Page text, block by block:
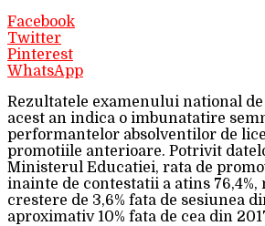
Facebook
Twitter
Pinterest
WhatsApp
Rezultatele examenului national
acest an indica o imbunatatire
performantelor absolventilor de
promotiile anterioare. Potrivit
Ministerul Educatiei, rata de
inainte de contestatii a atins 76,4%,
crestere de 3,6% fata de sesiunea
aproximativ 10% fata de cea din